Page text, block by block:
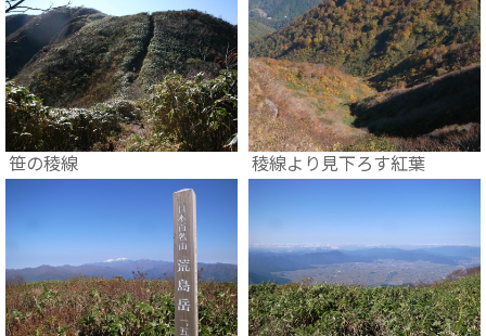
笹の稜線 稜線より見下ろす紅葉